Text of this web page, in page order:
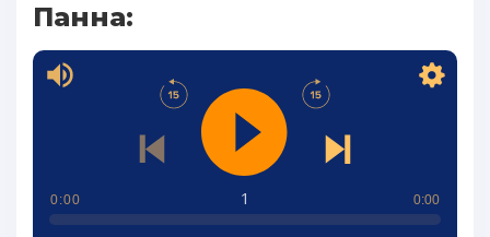
Панна:
1
0:00 0:00